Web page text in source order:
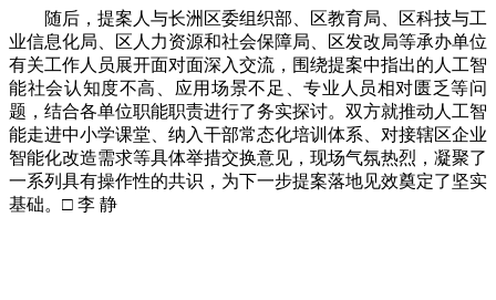
随后，提案人与长洲区委组织部、区教育局、区科技与工
业信息化局、区人力资源和社会保障局、区发改局等承办单位
有关工作人员展开面对面深入交流，围绕提案中指出的人工智
能社会认知度不高、应用场景不足、专业人员相对匮乏等问
题，结合各单位职能职责进行了务实探讨。双方就推动人工智
能走进中小学课堂、纳入干部常态化培训体系、对接辖区企业
智能化改造需求等具体举措交换意见，现场气氛热烈，凝聚了
一系列具有操作性的共识，为下一步提案落地见效奠定了坚实
基础。□ 李 静